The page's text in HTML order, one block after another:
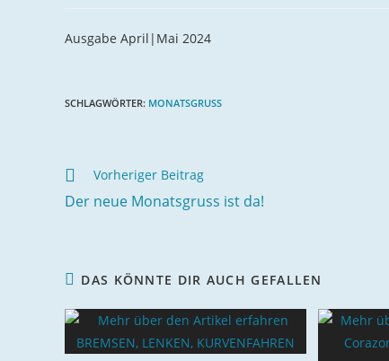
Ausgabe April|Mai 2024
SCHLAGWÖRTER: MONATSGRUSS
Weitere
ansehen
Vorheriger Beitrag
Der neue Monatsgruss ist da!
DAS KÖNNTE DIR AUCH GEFALLEN